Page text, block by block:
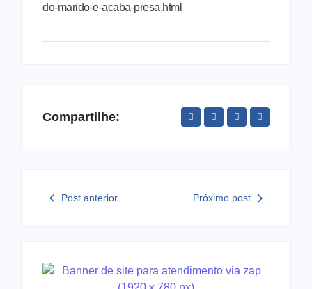
do-marido-e-acaba-presa.html
Compartilhe:
Post anterior Próximo post